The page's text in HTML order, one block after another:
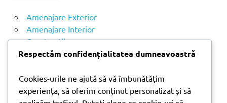
u
p
ă
Amenajare Exterior
Amenajare Interior
Construcții
Noutăți
ARTICOLE RECENTE
Respectăm confidențialitatea dumneavoastră
Cookies-urile ne ajută să vă îmbunătățim
experiența, să oferim conținut personalizat și să